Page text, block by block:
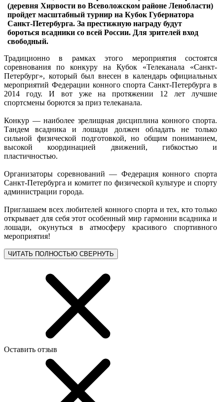
(деревня Хирвости во Всеволожском районе Ленобласти)
пройдет масштабный турнир на Кубок Губернатора
Санкт-Петербурга. За престижную награду будут
бороться всадники со всей России. Для зрителей вход
свободный.
Традиционно в рамках этого мероприятия состоятся
соревнования по конкуру на Кубок «Телеканала «Санкт-
Петербург», который был внесен в календарь официальных
мероприятий Федерации конного спорта Санкт-Петербурга в
2014 году. И вот уже на протяжении 12 лет лучшие
спортсмены борются за приз телеканала.
Конкур — наиболее зрелищная дисциплина конного спорта.
Тандем всадника и лошади должен обладать не только
сильной физической подготовкой, но общим пониманием,
высокой координацией движений, гибкостью и
пластичностью.
Организаторы соревнований — Федерация конного спорта
Санкт-Петербурга и комитет по физической культуре и спорту
администрации города.
Приглашаем всех любителей конного спорта и тех, кто только
открывает для себя этот особенный мир гармонии всадника и
лошади, окунуться в атмосферу красивого спортивного
мероприятия!
ЧИТАТЬ ПОЛНОСТЬЮ СВЕРНУТЬ
Оставить отзыв